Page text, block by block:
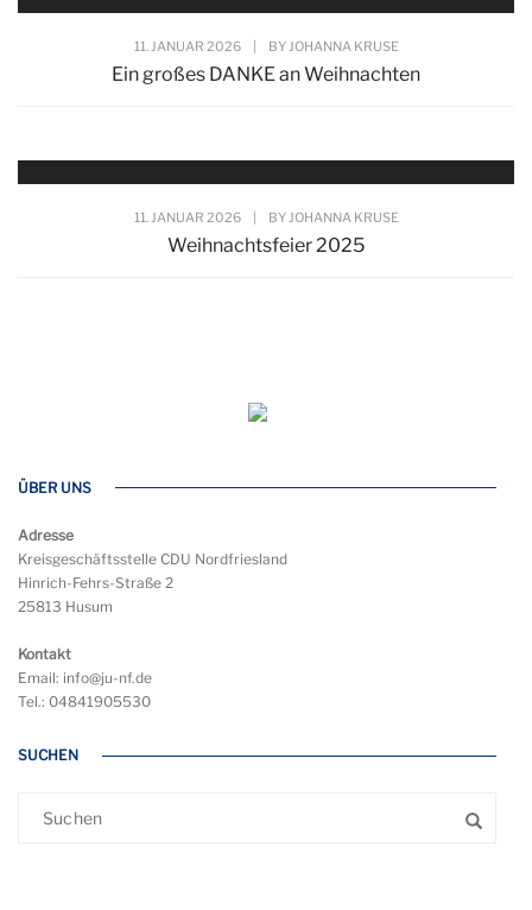
11. JANUAR 2026 | BY JOHANNA KRUSE
Ein großes DANKE an Weihnachten
11. JANUAR 2026 | BYJOHANNA KRUSE
Weihnachtsfeier 2025
ÜBER UNS
Adresse
Kreisgeschäftsstelle CDU Nordfriesland
Hinrich-Fehrs-Straße 2
25813 Husum
Kontakt
Email: info@ju-nf.de
Tel.: 04841905530
SUCHEN